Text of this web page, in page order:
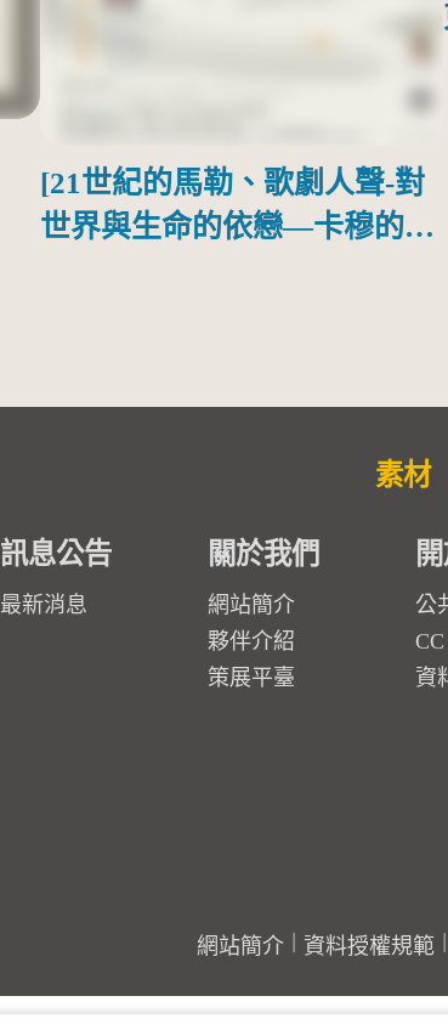
[21世紀的馬勒、歌劇人聲-對
世界與生命的依戀—卡穆的馬
素材
訊息公告
最新消息
關於我們
網站簡介
夥伴介紹
策展平臺
公
資
網站簡介 資料授權規範